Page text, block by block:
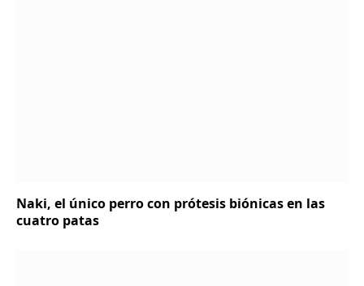
Naki, el único perro con prótesis biónicas en las
cuatro patas